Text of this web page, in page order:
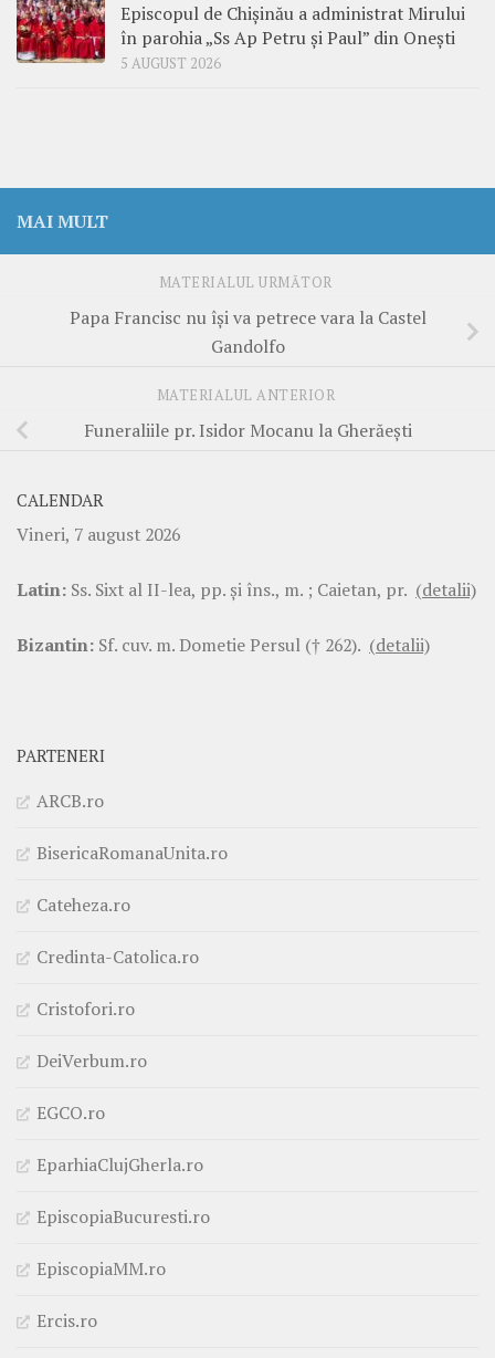
Episcopul de Chișinău a administrat Mirului
în parohia „Ss Ap Petru și Paul” din Onești
5 AUGUST 2026
MAI MULT
MATERIALUL URMĂTOR
Papa Francisc nu îşi va petrece vara la Castel
Gandolfo
MATERIALUL ANTERIOR
Funeraliile pr. Isidor Mocanu la Gherăeşti
CALENDAR
Vineri, 7 august 2026
Latin: Ss. Sixt al II-lea, pp. şi îns., m. ; Caietan, pr. (detalii)
Bizantin: Sf. cuv. m. Dometie Persul († 262). (detalii)
PARTENERI
ARCB.ro
BisericaRomanaUnita.ro
Cateheza.ro
Credinta-Catolica.ro
Cristofori.ro
DeiVerbum.ro
EGCO.ro
EparhiaClujGherla.ro
EpiscopiaBucuresti.ro
EpiscopiaMM.ro
Ercis.ro